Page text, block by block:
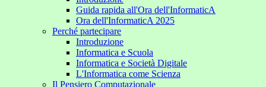
Guida rapida all'Ora dell'InformaticA
Ora dell'InformaticA 2025
Perché partecipare
Introduzione
Informatica e Scuola
Informatica e Società Digitale
L'Informatica come Scienza
Il Pensiero Computazionale